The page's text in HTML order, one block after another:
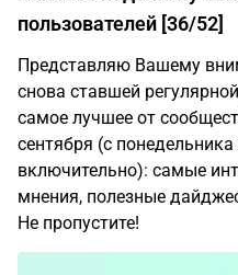
пользователей [36/52]
Представляю Вашему
снова ставшей
самое лучшее от
сентября (с
включительно): самые
мнения, полезные
Не пропустите!